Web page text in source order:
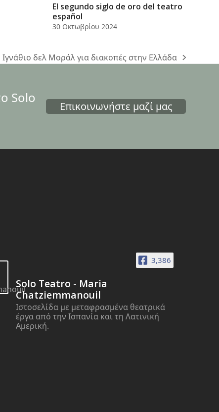
El segundo siglo de oro del teatro
español
30 Οκτωβρίου 2024
Ιγνάθιο δελ Μοράλ για διακοπές στην Ελλάδα
Solo
Επικοινωνήστε μαζί μας
3,386
Solo Teatro - Maria
Chatziemmanouil
Ιστοσελίδα με μεταφρασμένα θεατρικά
έργα από την Ισπανία και τη Λατινική
Αμερική.